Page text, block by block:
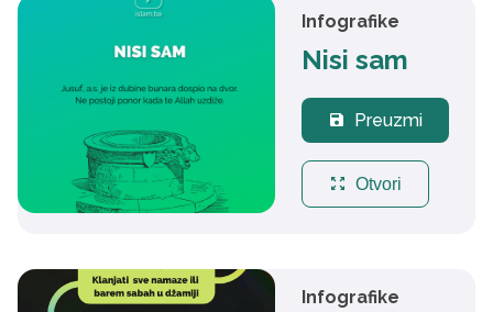
Infografike
Nisi sam
save Preuzmi
zoom_out_map Otvori
Infografike